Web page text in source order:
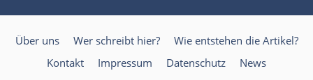
Über uns Wer schreibt hier?
Wie entstehen die Artikel?
Kontakt
Impressum Datenschutz
News